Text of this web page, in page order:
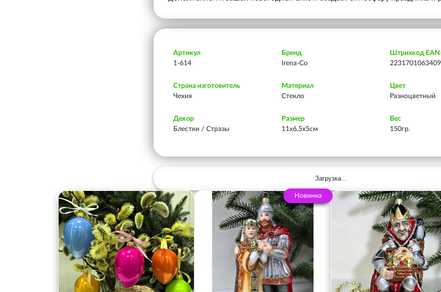
Артикул
1-614
Бренд
Irena-Co
Штрихкод
2231701063409
Страна изготовитель
Чехия
Материал
Стекло
Цвет
Разноцветный
Декор
Блестки / Стразы
Размер
11х6,5х5см
Вес
150гр.
Загрузка...
Новинка